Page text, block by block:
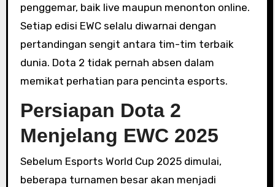
penggemar, baik live maupun menonton online.
Setiap edisi EWC selalu diwarnai dengan
pertandingan sengit antara tim-tim terbaik
dunia. Dota 2 tidak pernah absen dalam
memikat perhatian para pencinta esports.
Persiapan Dota 2
Menjelang EWC 2025
Sebelum Esports World Cup 2025 dimulai,
beberapa turnamen besar akan menjadi